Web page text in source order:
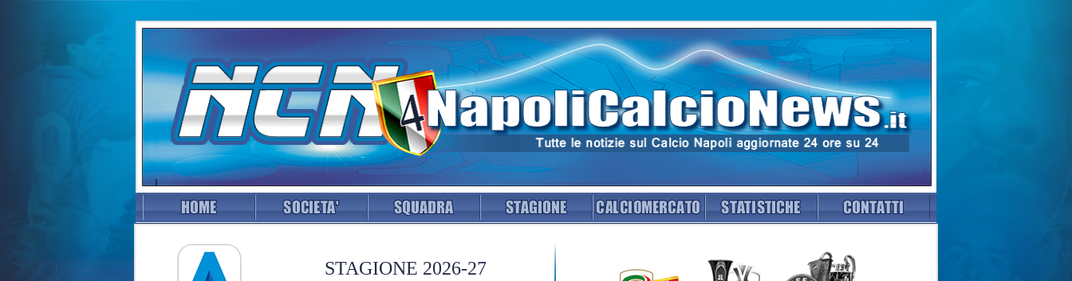
STAGIONE 2026-27